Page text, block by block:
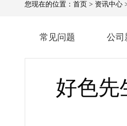
您现在的位置： 首页 > 资讯中心
常见问题 公司
好色先